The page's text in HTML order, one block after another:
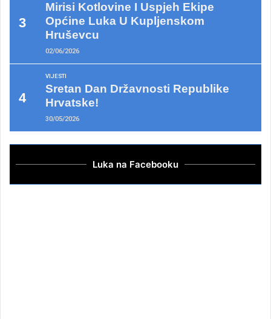
Mirisi Kotlovine I Uspjeh Ekipe
Općine Luka U Kupljenskom
Hruševcu
02/06/2026
VIJESTI
Sretan Dan Državnosti Republike
Hrvatske!
30/05/2026
Luka na Facebooku